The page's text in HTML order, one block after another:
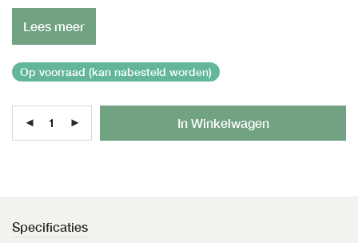
Lees meer
Op voorraad (kan nabesteld worden)
In Winkelwagen
Specificaties